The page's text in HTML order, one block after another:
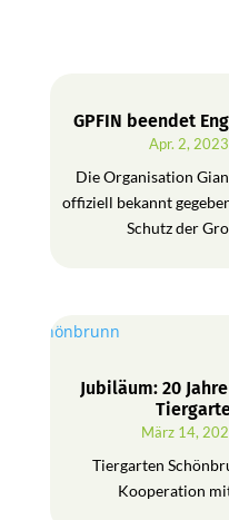
GPFIN beendet
Apr. 2, 2023
Die Organisation
offiziell bekannt
Schutz der
Jubiläum: 20
März 14,
Tiergarten
Kooperation